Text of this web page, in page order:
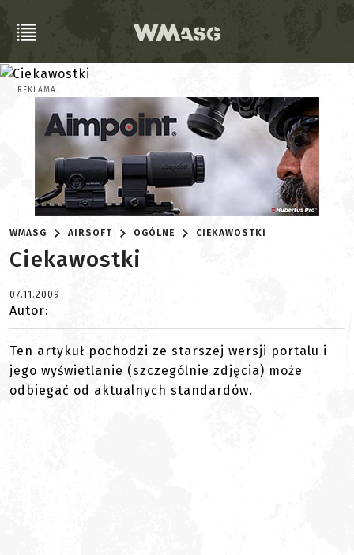
REKLAMA
WMASG AIRSOFT OGÓLNE CIEKAWOSTKI
Ciekawostki
07.11.2009
Autor:
Ten artykuł pochodzi ze starszej wersji portalu i
jego wyświetlanie (szczególnie zdjęcia) może
odbiegać od aktualnych standardów.